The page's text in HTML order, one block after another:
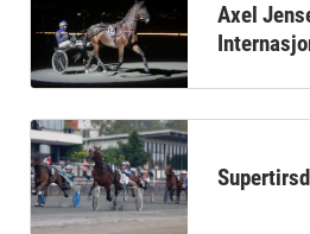
Axel